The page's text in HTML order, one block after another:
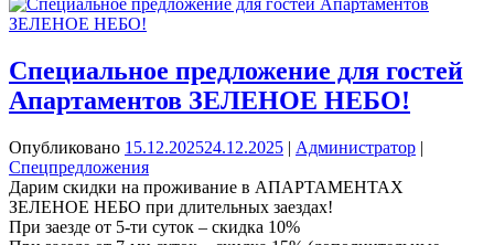
Специальное предложение для гостей
Апартаментов ЗЕЛЕНОЕ НЕБО!
Опубликовано 15.12.202524.12.2025 | Администратор |
Спецпредложения
Дарим скидки на проживание в АПАРТАМЕНТАХ
ЗЕЛЕНОЕ НЕБО при длительных заездах!
При заезде от 5-ти суток – скидка 10%